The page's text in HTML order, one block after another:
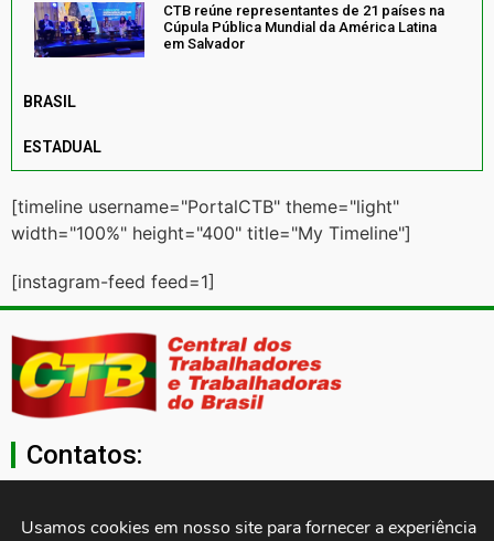
CTB reúne representantes de 21 países na
Cúpula Pública Mundial da América Latina
em Salvador
BRASIL
ESTADUAL
[timeline username="PortalCTB" theme="light"
width="100%" height="400" title="My Timeline"]
[instagram-feed feed=1]
Contatos:
secgeral@ctb.org.br
Usamos cookies em nosso site para fornecer a experiência